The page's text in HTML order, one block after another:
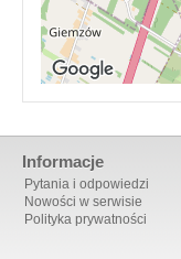
Informacje
Pytania i odpowiedzi
Nowości w serwisie
Polityka prywatności